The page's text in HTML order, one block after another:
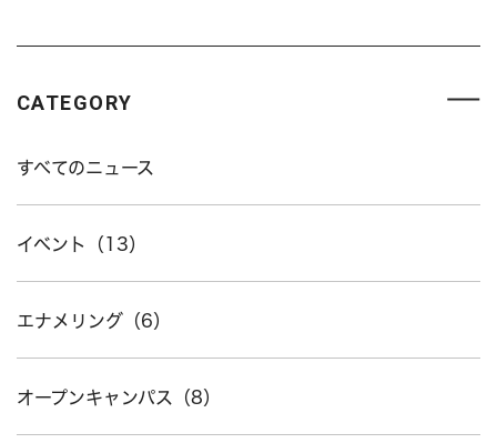
CATEGORY
すべてのニュース
イベント（13）
エナメリング（6）
オープンキャンパス（8）